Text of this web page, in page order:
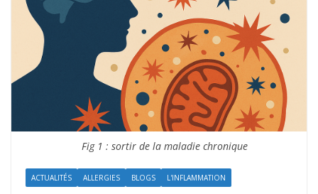
Fig 1 : sortir de la maladie chronique
ACTUALITÉS ALLERGIES BLOGS L'INFLAMMATION